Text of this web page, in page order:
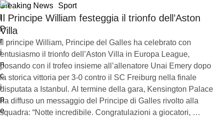
Breaking News Sport
Il Principe William festeggia il trionfo dell’Aston
Villa
Il principe William, Principe del Galles ha celebrato con
entusiasmo il trionfo dell’Aston Villa in Europa League,
posando con il trofeo insieme all’allenatore Unai Emery dopo
la storica vittoria per 3-0 contro il SC Freiburg nella finale
disputata a Istanbul. Al termine della gara, Kensington Palace
ha diffuso un messaggio del Principe di Galles rivolto alla
squadra: “Notte incredibile. Congratulazioni a giocatori, …